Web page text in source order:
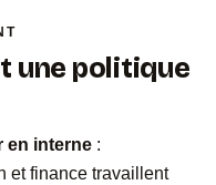
une politique
en interne :
et finance travaillent